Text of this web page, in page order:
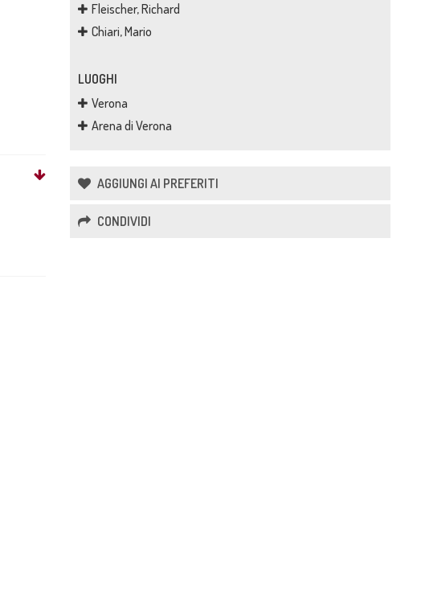
Fleischer, Richard
Chiari, Mario
LUOGHI
Verona
Arena di Verona
AGGIUNGI AI PREFERITI
CONDIVIDI